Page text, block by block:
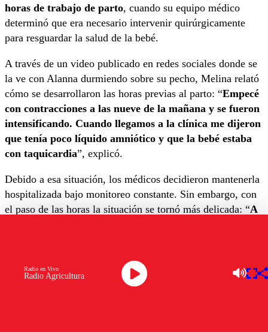
horas de trabajo de parto, cuando su equipo médico
determinó que era necesario intervenir quirúrgicamente
para resguardar la salud de la bebé.
A través de un video publicado en redes sociales donde se
la ve con Alanna durmiendo sobre su pecho, Melina relató
cómo se desarrollaron las horas previas al parto: “Empecé
con contracciones a las nueve de la mañana y se fueron
intensificando. Cuando llegamos a la clínica me dijeron
que tenía poco líquido amniótico y que la bebé estaba
con taquicardia”, explicó.
Debido a esa situación, los médicos decidieron mantenerla
hospitalizada bajo monitoreo constante. Sin embargo, con
el paso de las horas la situación se tornó más delicada: “A
estaba cansando
”, detalló.
Radio Agricultura
Radio en Vivo